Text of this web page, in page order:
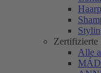
Zertifizierte
Alle